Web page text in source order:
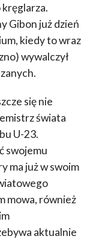
Gibon już dzień
kiedy to wraz
wywalczył
się nie
świata
U-23.
swojemu
ma już w swoim
mowa, również
aktualnie